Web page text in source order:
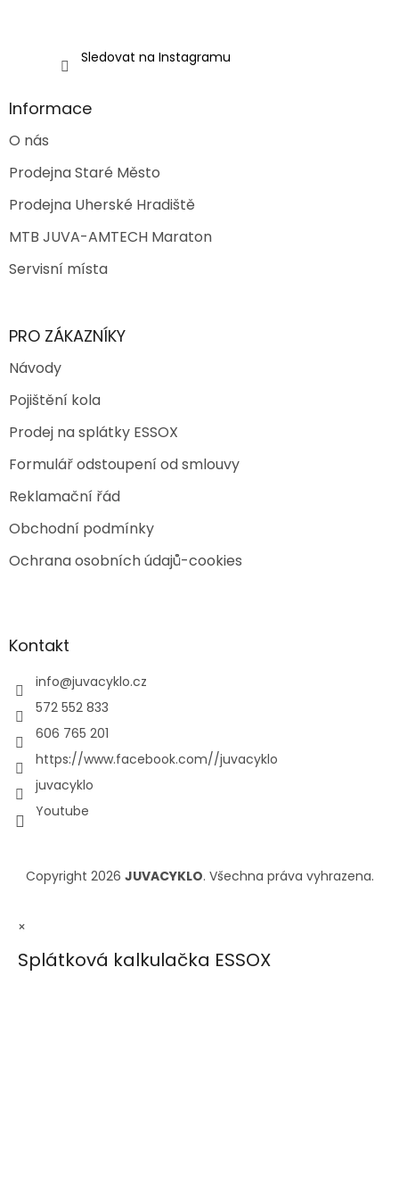
Sledovat na Instagramu
Informace
O nás
Prodejna Staré Město
Prodejna Uherské Hradiště
MTB JUVA-AMTECH Maraton
Servisní místa
PRO ZÁKAZNÍKY
Návody
Pojištění kola
Prodej na splátky ESSOX
Formulář odstoupení od smlouvy
Reklamační řád
Obchodní podmínky
Ochrana osobních údajů-cookies
Kontakt
info@juvacyklo.cz
572 552 833
606 765 201
https://www.facebook.com//juvacyklo
juvacyklo
Youtube
Copyright 2026 JUVACYKLO. Všechna práva vyhrazena.
×
Splátková kalkulačka ESSOX